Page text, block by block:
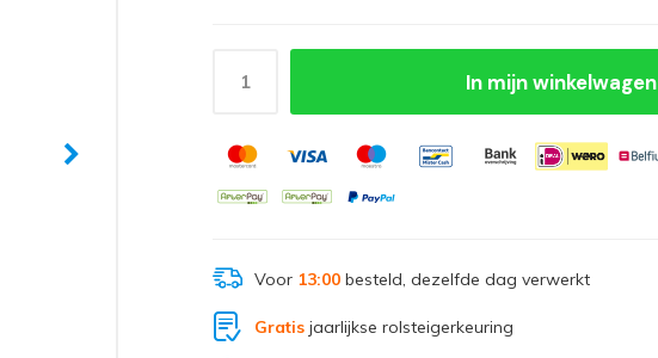
In mijn winkelwagen
Voor 13:00 besteld, dezelfde dag verwerkt
Gratis jaarlijkse rolsteigerkeuring